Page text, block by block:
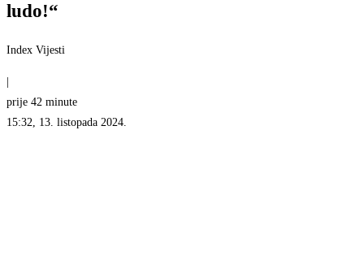
ludo!“
Index Vijesti
prije 42 minute
15:32, 13. listopada 2024.